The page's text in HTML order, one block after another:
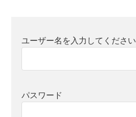
ユーザー名を入力してください
パスワード